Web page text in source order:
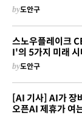
by도안구
스노우플레이크
I'의 5가지 미래
by도안구
[AI 기사] AI가 장
오픈AI 제휴가 여